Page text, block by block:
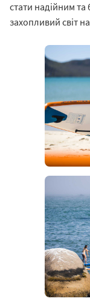
стати надійним
захопливий світ